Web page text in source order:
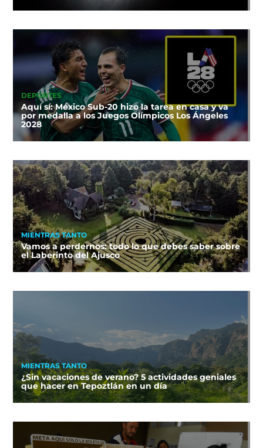
DEPORTES
Aquí sí: México Sub-20 hizo la tarea en casa y va
por medalla a los Juegos Olímpicos Los Ángeles
2028
MIENTRAS TANTO
Vamos a perdernos: todo lo que debes saber sobre
el Laberinto del Ajusco
MIENTRAS TANTO
¿Sin vacaciones de verano? 5 actividades geniales
que hacer en Tepoztlán en un día